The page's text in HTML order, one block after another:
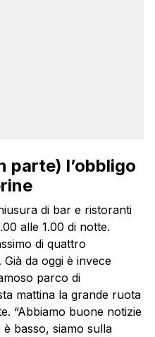
parte) l’obbligo
di bar e ristoranti
alle 1.00 di notte.
di quattro
da oggi è invece
parco di
mattina la grande ruota
“Abbiamo buone notizie
basso, siamo sulla